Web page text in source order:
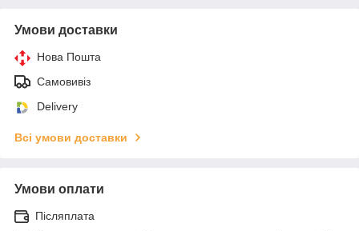
Умови доставки
Нова Пошта
Самовивіз
Delivery
Всі умови доставки
Умови оплати
Післяплата